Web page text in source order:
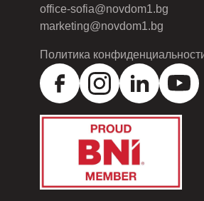
office-sofia@novdom1.bg
marketing@novdom1.bg
Политика